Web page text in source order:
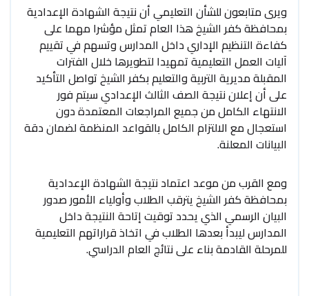
ويرى متابعون للشأن التعليمي أن نتيجة الشهادة الإعدادية
بمحافظة كفر الشيخ هذا العام تمثل مؤشرا مهما على
كفاءة التنظيم الإداري داخل المدارس وتسهم في تقييم
آليات العمل التعليمية تمهيدا لتطويرها خلال الفترات
المقبلة مديرية التربية والتعليم بكفر الشيخ تواصل التأكيد
على أن إعلان نتيجة الصف الثالث الإعدادي سيتم فور
الانتهاء الكامل من جميع المراجعات المعتمدة دون
استعجال مع الالتزام الكامل بالقواعد المنظمة لضمان دقة
البيانات المعلنة.
ومع القرب من موعد اعتماد نتيجة الشهادة الإعدادية
بمحافظة كفر الشيخ يترقب الطلاب وأولياء الأمور صدور
البيان الرسمي الذي يحدد توقيت إتاحة النتيجة داخل
المدارس ليبدأ بعدها الطلاب في اتخاذ قراراتهم التعليمية
للمرحلة القادمة بناء على نتائج العام الدراسي.